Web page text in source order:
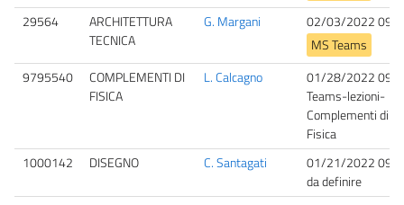
29564
ARCHITETTURA
TECNICA
G. Margani
02/03/2022
MS Teams
9795540
COMPLEMENTI DI
FISICA
L. Calcagno
01/28/2022
Teams-lezioni-
Complementi di
Fisica
1000142
DISEGNO C. Santagati
01/21/2022
da definire